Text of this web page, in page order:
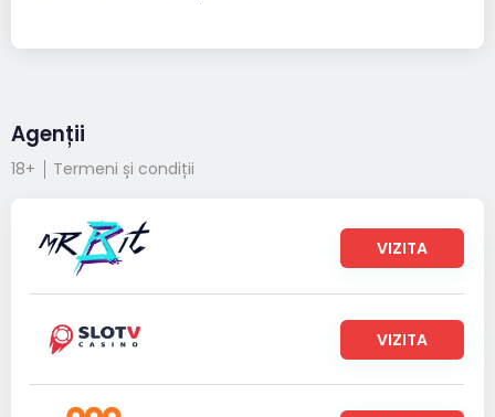
Agenții
18+ Termeni și condiții
VIZITA
VIZITA